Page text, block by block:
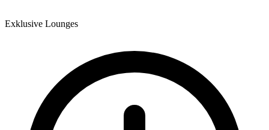
Exklusive Lounges